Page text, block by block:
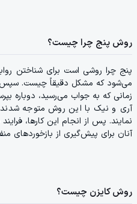
روش پنج چرا چیست؟
پنج چرا روشی است برای
می‌شود که مشکل دقیقاً چیست. سپس
زمانی که به جواب می‌رسید، دوباره
آری و نیک با این روش متوجه شدند
نمایند. پس از انجام این کارها،
آنان برای پیش‌گیری از بازخوردهای
روش کایزن چیست؟